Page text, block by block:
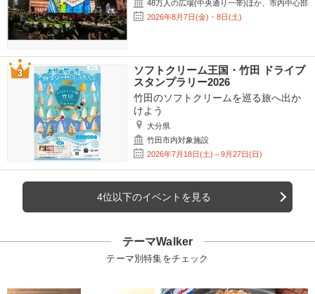
48万人の広場(中央通り一帯)ほか、市内中心部
2026年8月7日(金)・8日(土)
ソフトクリーム王国・竹田 ドライブ
スタンプラリー2026
竹田のソフトクリームを巡る旅へ出か
けよう
大分県
竹田市内対象施設
2026年7月18日(土)～9月27日(日)
4位以下のイベントを見る
テーマWalker
テーマ別特集をチェック